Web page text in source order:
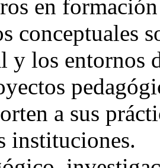
en
conceptuales
y los entornos
a sus
instituciones.